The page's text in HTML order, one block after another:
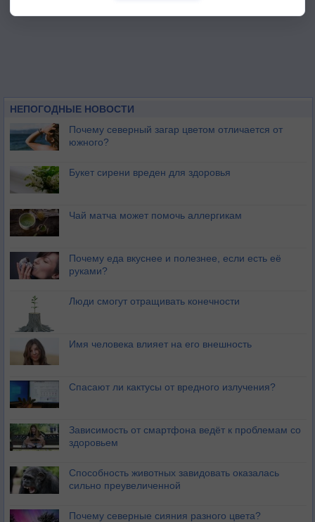
НЕПОГОДНЫЕ НОВОСТИ
Почему северный загар цветом отличается от
южного?
Букет сирени вреден для здоровья
Чай матча может помочь аллергикам
Почему еда вкуснее и полезнее, если есть её
руками?
Люди смогут отращивать конечности
Имя человека влияет на его внешность
Спасают ли кактусы от вредного излучения?
Зависимость от смартфона ведёт к проблемам со
здоровьем
Способность животных завидовать оказалась
сильно преувеличенной
Почему северные сияния разного цвета?